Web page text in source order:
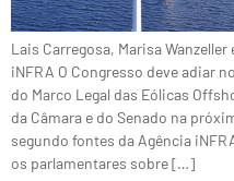
Lais Carregosa, Marisa
iNFRA O Congresso deve adiar
do Marco Legal das Eólicas
da Câmara e do Senado na
segundo fontes da Agência
os parlamentares sobre […]